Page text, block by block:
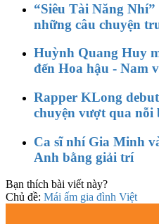
“Siêu Tài Năng
những câu chuyện
Huỳnh Quang Huy
đến Hoa hậu - Nam
Rapper KLong
chuyện vượt qua nỗi
Ca sĩ nhí Gia Minh
Anh bằng giải trí
Bạn thích bài viết này?
Chủ đề: Mái ấm gia đình Việt